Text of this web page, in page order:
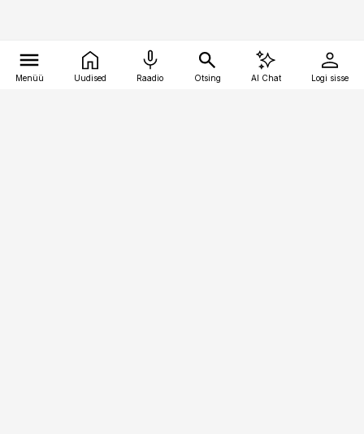
Menüü Uudised Raadio Otsing AI Chat Logi sisse